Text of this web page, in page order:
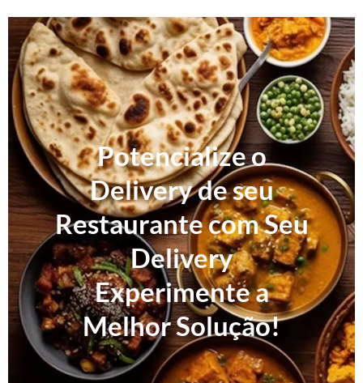
Potencialize o
Delivery de seu
Restaurante com Seu
Delivery
Experimente a
Melhor Solução!